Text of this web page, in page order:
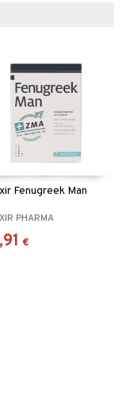
Fenugreek Man
PHARMA
€